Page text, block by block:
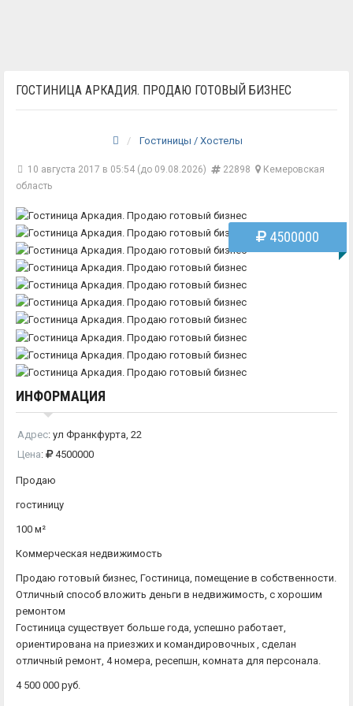
ГОСТИНИЦА АРКАДИЯ. ПРОДАЮ ГОТОВЫЙ БИЗНЕС
Гостиницы / Хостелы
10 августа 2017 в 05:54 (до 09.08.2026) 22898
Кемеровская
область
4500000
ИНФОРМАЦИЯ
Адрес: ул Франкфурта, 22
Цена: 4500000
Продаю
гостиницу
100 м²
Коммерческая недвижимость
Продаю готовый бизнес, Гостиница, помещение в собственности.
Отличный способ вложить деньги в недвижимость, с хорошим
ремонтом
Гостиница существует больше года, успешно работает,
ориентирована на приезжих и командировочных , сделан
отличный ремонт, 4 номера, ресепшн, комната для персонала.
4 500 000 руб.